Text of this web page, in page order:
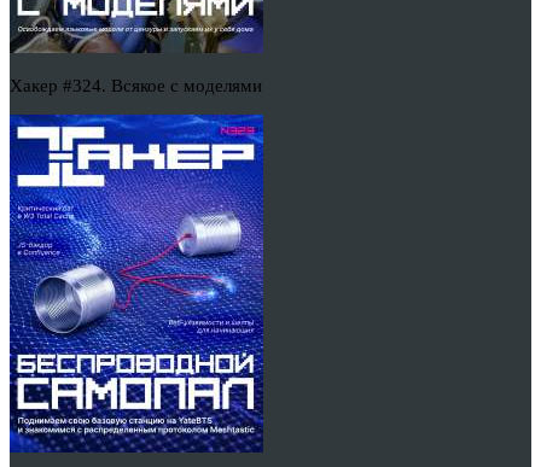
Хакер #324. Всякое с моделями